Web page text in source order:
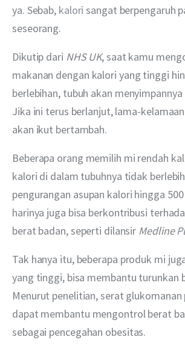
ya. Sebab, kalori sangat berpengaruh
seseorang.
Dikutip dari NHS UK, saat kamu
makanan dengan kalori yang tinggi
berlebihan, tubuh akan
Jika ini terus berlanjut, lama-
akan ikut bertambah.
Beberapa orang memilih mi rendah
kalori di dalam tubuhnya tidak
pengurangan asupan kalori hingga
harinya juga bisa berkontribusi
berat badan, seperti dilansir Medline
Tak hanya itu, beberapa produk mi
yang tinggi, bisa membantu turunkan
Menurut penelitian, serat
dapat membantu mengontrol berat
sebagai pencegahan obesitas.